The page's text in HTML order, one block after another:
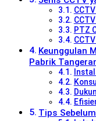
PTZ
Keunggulan
Pabrik
Tips